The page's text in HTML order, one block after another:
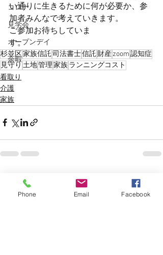
コロナ
見学会
オープンデイ
余暇
い通りに生きるために何が必要か、参
加者みんなで考えていきます。
ご参加お待ちしていま
す。
杉並区家族信託司法書士信託財産zoom認知症
見守り土地管理家族ランニングコスト
看取り
介護
家族
最新記事 すべて表示
Phone Email Facebook